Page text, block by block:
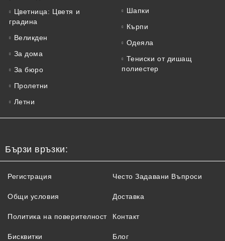
Цветница: Цветя и
градина
Великден
За дома
За бюро
Пролетни
Летни
Шапки
Кърпи
Одеяла
Тениски от дишащ
полиестер
Бързи връзки:
Регистрация
Общи условия
Политика на поверителност
Бисквитки
Често Задавани Въпроси
Доставка
Контакт
Блог